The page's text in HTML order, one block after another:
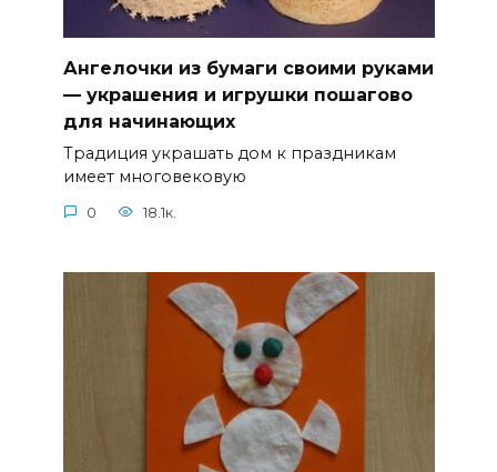
Ангелочки из бумаги своими руками
— украшения и игрушки пошагово
для начинающих
Традиция украшать дом к праздникам
имеет многовековую
0 18.1к.